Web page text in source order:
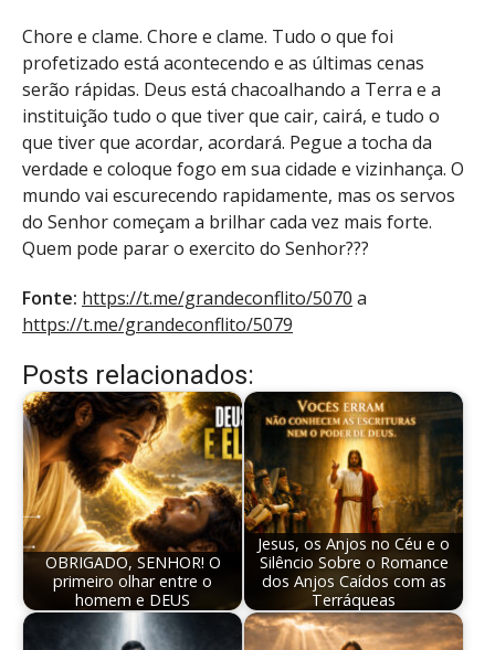
Chore e clame. Chore e clame. Tudo o que foi
profetizado está acontecendo e as últimas cenas
serão rápidas. Deus está chacoalhando a Terra e a
instituição tudo o que tiver que cair, cairá, e tudo o
que tiver que acordar, acordará. Pegue a tocha da
verdade e coloque fogo em sua cidade e vizinhança. O
mundo vai escurecendo rapidamente, mas os servos
do Senhor começam a brilhar cada vez mais forte.
Quem pode parar o exercito do Senhor???
Fonte: https://t.me/grandeconflito/5070 a
https://t.me/grandeconflito/5079
Posts relacionados:
OBRIGADO, SENHOR! O
primeiro olhar entre o
homem e DEUS
Jesus, os Anjos no Céu e o
Silêncio Sobre o Romance
dos Anjos Caídos com as
Terráqueas